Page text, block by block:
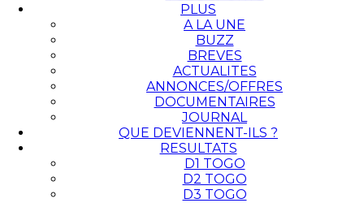
PLUS
A LA UNE
BUZZ
BREVES
ACTUALITES
ANNONCES/OFFRES
DOCUMENTAIRES
JOURNAL
QUE DEVIENNENT-ILS ?
RESULTATS
D1 TOGO
D2 TOGO
D3 TOGO